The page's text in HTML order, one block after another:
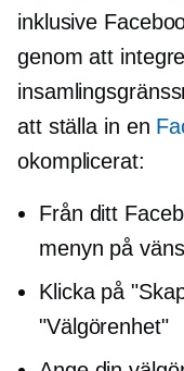
inklusive
genom att
att ställa in en
okomplicerat:
Från ditt
menyn på
Klicka på
"Välgörenhet"